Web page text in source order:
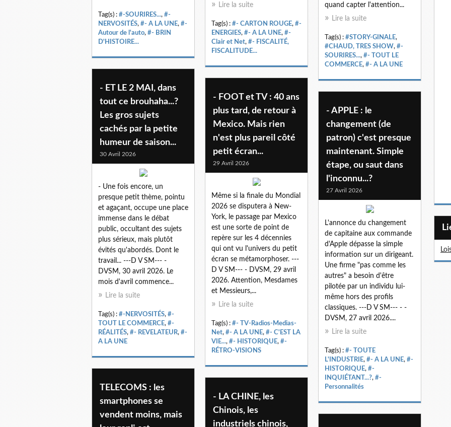
Tag(s) : #-SOURIRES..., #-
NERVOSITÉS, #- A LA UNE, #-
Autour de l'auto, #- BRIN
D'HISTOIRE...
Lire la suite
Tag(s) : #- CARTON ROUGE, #-
ENERGIES, #- A LA UNE, #-
Clair et Net, #- FISCALITÉ,
FISCALITUDE...
quand capter l'attention...
Lire la suite
Tag(s) : #STORY-GINALE,
#CHAUD, TRES SHOW, #-
SOURIRES..., #- TOUT LE
COMMERCE, #- A LA UNE
- ET LE 2 MAI, dans
tout ce brouhaha...?
Les gros sujets
cachés par la petite
humeur de saison...
30 Avril 2026
- Une fois encore, un
presque petit thème, pointu
et agaçant, occupe une place
immense dans le débat
public, occultant des sujets
plus sérieux, mais plutôt
évités qu'abordés. Dont le
travail... ---D V SM--- -
DVSM, 30 avril 2026. Le
mois d'avril commence...
Lire la suite
Tag(s) : #-NERVOSITÉS, #-
TOUT LE COMMERCE, #-
RÉALITÉS, #- REVELATEUR, #-
A LA UNE
- FOOT et TV : 40 ans
plus tard, de retour à
Mexico. Mais rien
n'est plus pareil côté
petit écran...
29 Avril 2026
Même si la finale du Mondial
2026 se disputera à New-
York, le passage par Mexico
est une sorte de point de
repère sur les 4 décennies
qui ont vu l'univers du petit
écran se métamorphoser. ---
D V SM--- - DVSM, 29 avril
2026. Attention, Mesdames
et Messieurs,...
Lire la suite
Tag(s) : #- TV-Radios-Medias-
Net, #- A LA UNE, #- C'EST LA
VIE..., #- HISTORIQUE, #-
RÉTRO-VISIONS
- APPLE : le
changement (de
patron) c'est presque
maintenant. Simple
étape, ou saut dans
l'inconnu...?
27 Avril 2026
L'annonce du changement
de capitaine aux commande
d'Apple dépasse la simple
information sur un dirigeant.
Une firme "pas comme les
autres" a besoin d'être
pilotée par un individu lui-
même hors des profils
classiques. ---D V SM--- - -
DVSM, 27 avril 2026....
Lire la suite
Tag(s) : #- TOUTE
L'INDUSTRIE, #- A LA UNE, #-
HISTORIQUE, #-
INQUIÉTANT...?, #-
Personnalités
TELECOMS : les
smartphones se
vendent moins, mais
- LA CHINE, les
Chinois, les
industriels chinois,